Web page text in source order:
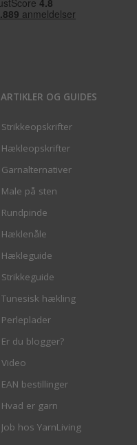
ARTIKLER OG GUIDES
Strikkeopskrifter
Hækleopskrifter
Garnalternativer
Male på sten
Rundpinde
Hæklenåle
Hækleguide
Strikkeguide
Tunesisk hækling
Perleplader
Er du blogger?
Video
EAN bestillinger
Hvad er garn
Job hos YarnLiving